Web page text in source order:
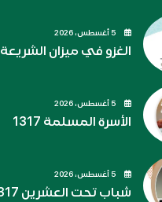
الغزو في ميزان الشريعة
الأسرة المسلمة 1317
شباب تحت العشرين 1317